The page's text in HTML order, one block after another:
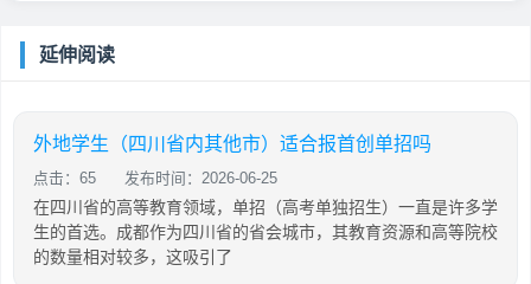
延伸阅读
外地学生（四川省内其他市）适合报首创单招吗
点击：65 发布时间：2026-06-25
在四川省的高等教育领域，单招（高考单独招生）一直是许多学
生的首选。成都作为四川省的省会城市，其教育资源和高等院校
的数量相对较多，这吸引了